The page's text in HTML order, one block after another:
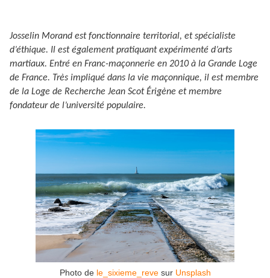
Josselin Morand est fonctionnaire territorial, et spécialiste
d’éthique. Il est également pratiquant expérimenté d’arts
martiaux. Entré en Franc-maçonnerie en 2010 à la Grande Loge
de France. Très impliqué dans la vie maçonnique, il est membre
de la Loge de Recherche Jean Scot Érigène et membre
fondateur de l’université populaire.
Photo de le_sixieme_revesur Unsplash